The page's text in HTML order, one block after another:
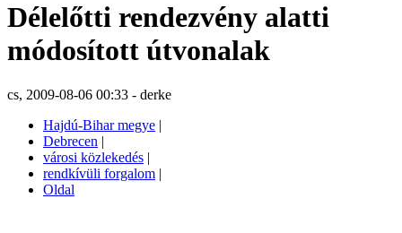
Délelőtti rendezvény alatti
módosított útvonalak
cs, 2009-08-06 00:33 - derke
Hajdú-Bihar megye |
Debrecen |
városi közlekedés |
rendkívüli forgalom |
Oldal